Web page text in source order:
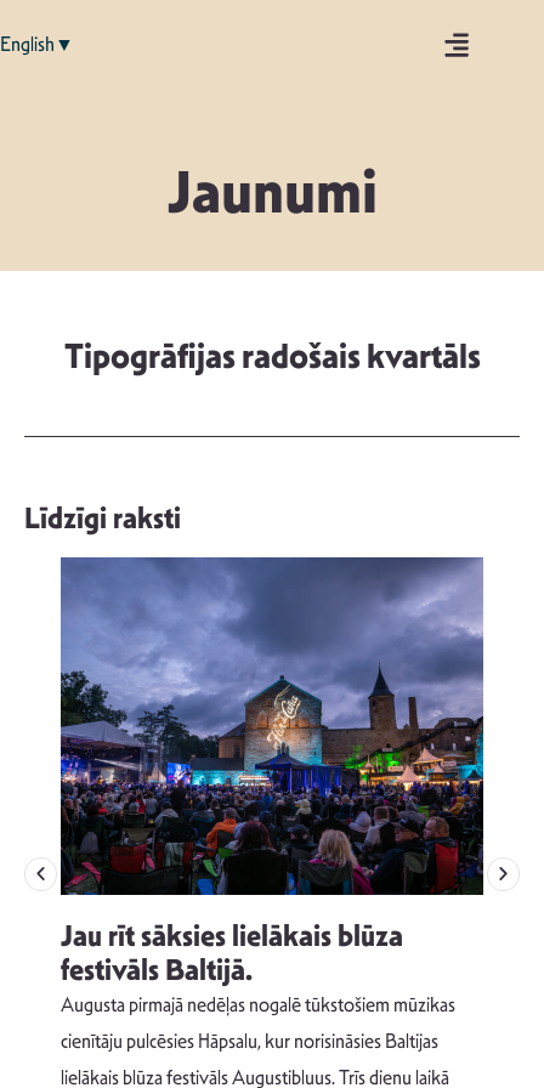
English▼
Jaunumi
Tipogrāfijas radošais kvartāls
Līdzīgi raksti
Jau rīt sāksies lielākais blūza
festivāls Baltijā.
Augusta pirmajā nedēļas nogalē tūkstošiem mūzikas
cienītāju pulcēsies Hāpsalu, kur norisināsies Baltijas
lielākais blūza festivāls Augustibluus. Trīs dienu laikā